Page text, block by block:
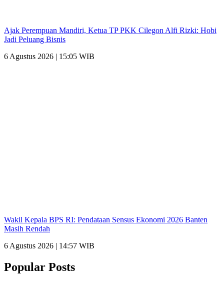
Ajak Perempuan Mandiri, Ketua TP PKK Cilegon Alfi Rizki: Hobi
Jadi Peluang Bisnis
6 Agustus 2026 | 15:05 WIB
Wakil Kepala BPS RI: Pendataan Sensus Ekonomi 2026 Banten
Masih Rendah
6 Agustus 2026 | 14:57 WIB
Popular Posts